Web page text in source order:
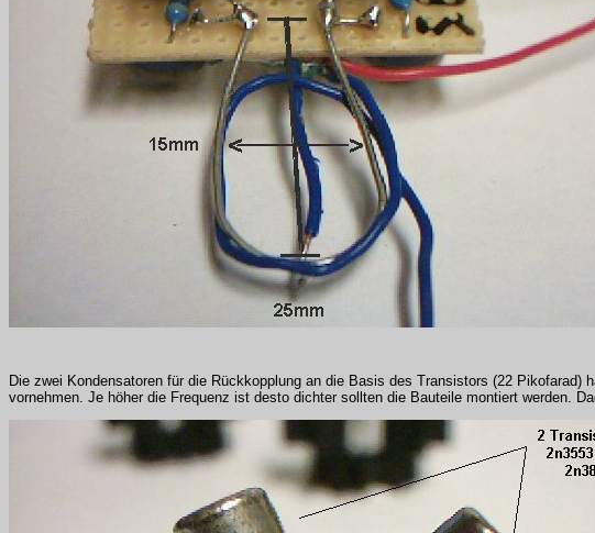
Die zwei Kondensatoren für die Rückkopplung an die Basis des Transistors (22
vornehmen. Je höher die Frequenz ist desto dichter sollten die Bauteile montiert werden.